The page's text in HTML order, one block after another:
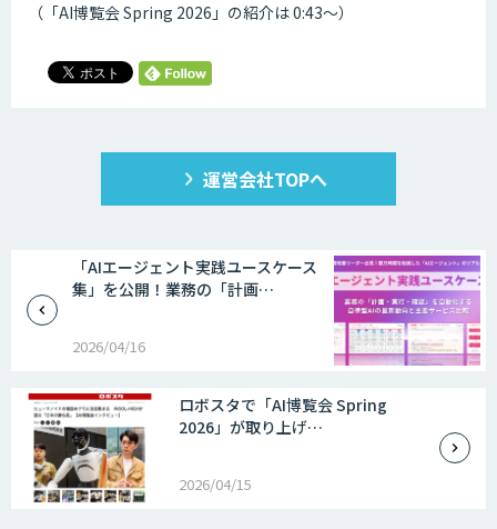
（「AI博覧会 Spring 2026」の紹介は 0:43〜）
運営会社TOPへ
「AIエージェント実践ユースケース
集」を公開！業務の「計画…
2026/04/16
ロボスタで「AI博覧会 Spring
2026」が取り上げ…
2026/04/15